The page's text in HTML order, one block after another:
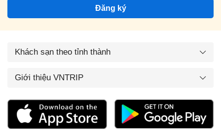
Đăng ký
Khách sạn theo tỉnh thành
Giới thiệu VNTRIP